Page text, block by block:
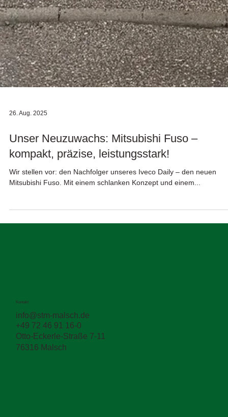
Unser Neuzuwachs: Mitsubishi Fuso –
kompakt, präzise, leistungsstark!
Wir stellen vor: den Nachfolger unseres Iveco Daily – den neuen
Kontakt
info@stm-malsch.de
+49 72 46 91 16-0
Otto-Eckerle-Straße 7-11